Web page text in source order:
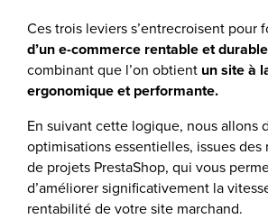
Ces trois leviers s’entrecroisent pour
d’un e-commerce rentable et
combinant que l’on obtient un site à
ergonomique et performante.
En suivant cette logique, nous allons
optimisations essentielles, issues des
de projets PrestaShop, qui vous
d’améliorer significativement la
rentabilité de votre site marchand.